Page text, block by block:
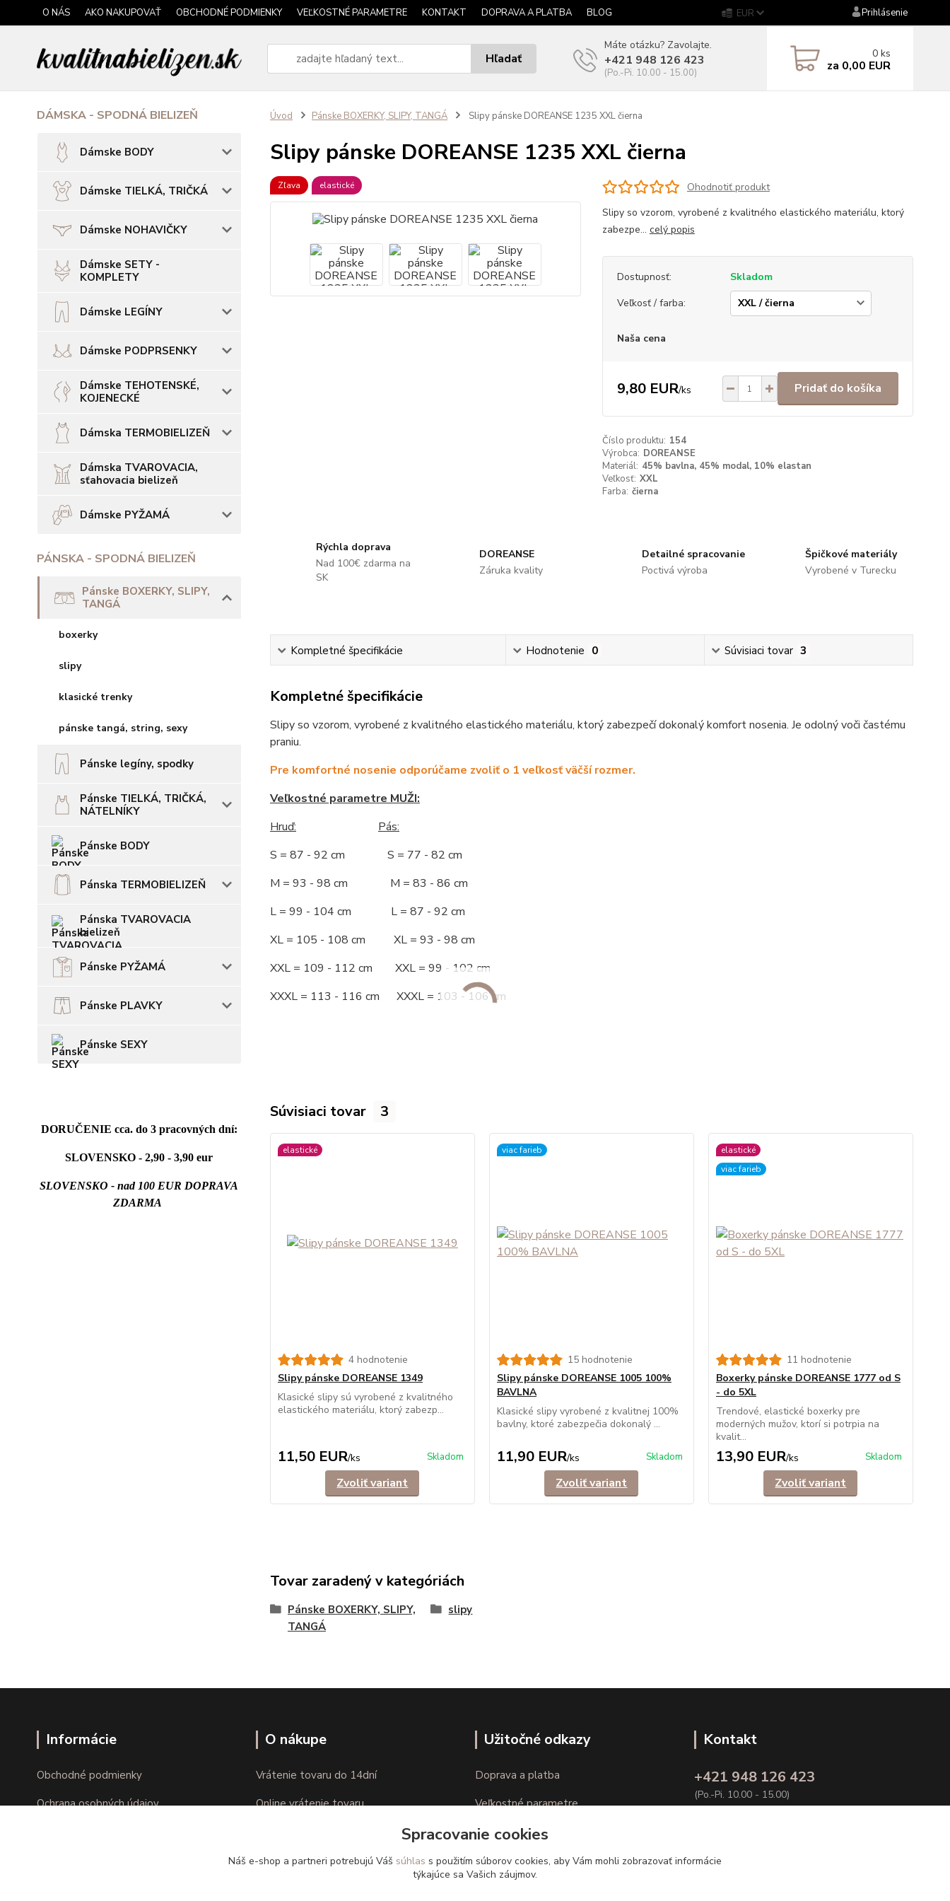
O NÁS AKO NAKUPOVAŤ OBCHODNÉ PODMIENKY VEĽKOSTNÉ PARAMETRE KONTAKT DOPRAVA A PLATBA BLOG EUR Prihlásenie
Hľadať
Máte otázku? Zavolajte.
+421 948 126 423
(Po.-Pi. 10.00 - 15.00)
0 ks
za 0,00 EUR
DÁMSKA - SPODNÁ BIELIZEŇ
Dámske BODY
Dámske TIELKÁ, TRIČKÁ
Dámske NOHAVIČKY
Dámske SETY -
KOMPLETY
Dámske LEGÍNY
Dámske PODPRSENKY
Dámske TEHOTENSKÉ,
KOJENECKÉ
Dámska TERMOBIELIZEŇ
Dámska TVAROVACIA,
sťahovacia bielizeň
Dámske PYŽAMÁ
PÁNSKA - SPODNÁ BIELIZEŇ
Pánske BOXERKY, SLIPY,
TANGÁ
boxerky
slipy
klasické trenky
pánske tangá, string, sexy
Pánske legíny, spodky
Pánske TIELKÁ, TRIČKÁ,
NÁTELNÍKY
Pánske BODY
Pánska TERMOBIELIZEŇ
Pánska TVAROVACIA
bielizeň
Pánske PYŽAMÁ
Pánske PLAVKY
Pánske SEXY
DORUČENIE cca. do 3 pracovných dní:
SLOVENSKO - 2,90 - 3,90 eur
SLOVENSKO - nad 100 EUR DOPRAVA
ZDARMA
Úvod Pánske BOXERKY, SLIPY, TANGÁ Slipy pánske DOREANSE 1235 XXL čierna
Slipy pánske DOREANSE 1235 XXL čierna
Zľava elastické
Ohodnotiť produkt
Slipy so vzorom, vyrobené z kvalitného elastického materiálu, ktorý
zabezpe... celý popis
Dostupnosť:
Skladom
Veľkosť / farba:
Naša cena
9,80 EUR/ks Pridať do košíka
Číslo produktu: 154
Výrobca: DOREANSE
Materiál: 45% bavlna, 45% modal, 10% elastan
Veľkosť: XXL
Farba: čierna
Rýchla doprava
Nad 100€ zdarma na
SK
DOREANSE
Záruka kvality
Detailné spracovanie
Poctivá výroba
Špičkové materiály
Vyrobené v Turecku
Kompletné špecifikácie Hodnotenie 0 Súvisiaci tovar 3
Kompletné špecifikácie
Slipy so vzorom, vyrobené z kvalitného elastického materiálu, ktorý zabezpečí dokonalý komfort nosenia. Je odolný voči častému
praniu.
Pre komfortné nosenie odporúčame zvoliť o 1 veľkosť väčší rozmer.
Veľkostné parametre MUŽI:
Hruď:
Pás:
S = 87 - 92 cm S = 77 - 82 cm
M = 93 - 98 cm M = 83 - 86 cm
L = 99 - 104 cm L = 87 - 92 cm
XL = 105 - 108 cm XL = 93 - 98 cm
XXL = 109 - 112 cm XXL = 99 - 102 cm
XXXL = 113 - 116 cm XXXL = 103 - 106 cm
Súvisiaci tovar 3
elastické
4 hodnotenie
Slipy pánske DOREANSE 1349
Klasické slipy sú vyrobené z kvalitného
elastického materiálu, ktorý zabezp...
11,50 EUR/ks Skladom
Zvoliť variant
viac farieb
15 hodnotenie
Slipy pánske DOREANSE 1005 100%
BAVLNA
Klasické slipy vyrobené z kvalitnej 100%
bavlny, ktoré zabezpečia dokonalý ...
11,90 EUR/ks Skladom
Zvoliť variant
elastické
viac farieb
11 hodnotenie
Boxerky pánske DOREANSE 1777 od S
- do 5XL
Trendové, elastické boxerky pre
moderných mužov, ktorí si potrpia na
kvalit...
13,90 EUR/ks Skladom
Zvoliť variant
Tovar zaradený v kategóriách
Pánske BOXERKY, SLIPY,
TANGÁ
slipy
Informácie
Obchodné podmienky
Ochrana osobných údajov
O nákupe
Vrátenie tovaru do 14dní
Online vrátenie tovaru
Užitočné odkazy
Doprava a platba
Veľkostné parametre
Ako nakupovať
Kontakt
+421 948 126 423
(Po.-Pi. 10.00 - 15.00)
Spracovanie cookies
Náš e-shop a partneri potrebujú Váš súhlas s použitím súborov cookies, aby Vám mohli zobrazovať informácie
týkajúce sa Vašich záujmov.